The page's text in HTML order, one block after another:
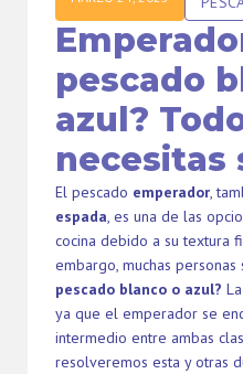
pescado
azul?
necesitas
El pescado emperador,
espada, es una de las
cocina debido a su textura
embargo, muchas personas
pescado blanco o azul?
ya que el emperador se
intermedio entre ambas
resolveremos esta y otras